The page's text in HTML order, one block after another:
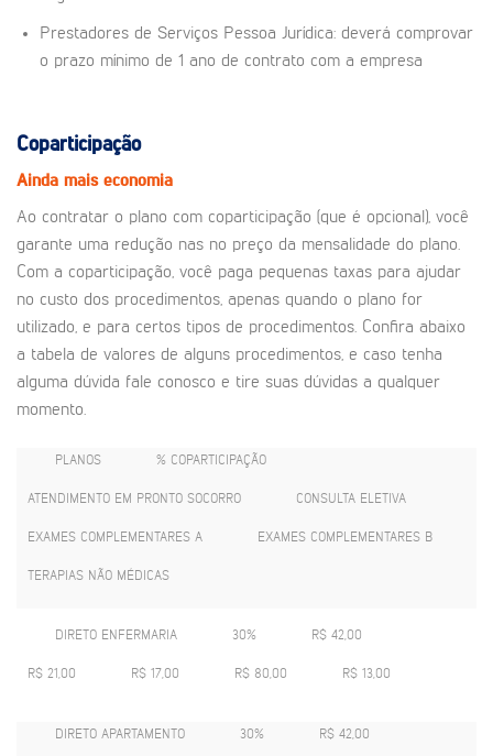
Prestadores de Serviços Pessoa Jurídica: deverá comprovar
o prazo mínimo de 1 ano de contrato com a empresa
Coparticipação
Ainda mais economia
Ao contratar o plano com coparticipação (que é opcional), você
garante uma redução nas no preço da mensalidade do plano.
Com a coparticipação, você paga pequenas taxas para ajudar
no custo dos procedimentos, apenas quando o plano for
utilizado, e para certos tipos de procedimentos. Confira abaixo
a tabela de valores de alguns procedimentos, e caso tenha
alguma dúvida fale conosco e tire suas dúvidas a qualquer
momento.
PLANOS % COPARTICIPAÇÃO
ATENDIMENTO EM PRONTO SOCORRO CONSULTA ELETIVA
EXAMES COMPLEMENTARES A EXAMES COMPLEMENTARES B
TERAPIAS NÃO MÉDICAS
DIRETO ENFERMARIA 30% R$ 42,00
R$ 21,00 R$ 17,00 R$ 80,00 R$ 13,00
DIRETO APARTAMENTO 30% R$ 42,00